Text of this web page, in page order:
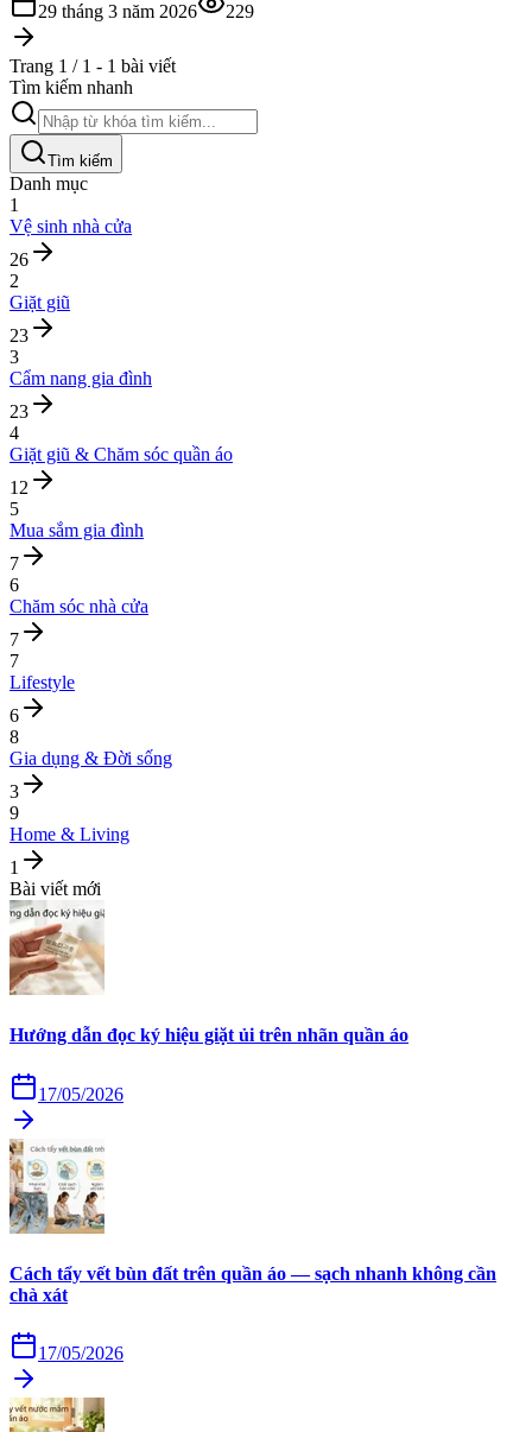
29 tháng 3 năm 2026 229
Trang 1 / 1 - 1 bài viết
Tìm kiếm nhanh
Tìm kiếm
Danh mục
1
Vệ sinh nhà cửa
26
2
Giặt giũ
23
3
Cẩm nang gia đình
23
4
Giặt giũ & Chăm sóc quần áo
12
5
Mua sắm gia đình
7
6
Chăm sóc nhà cửa
7
7
Lifestyle
6
8
Gia dụng & Đời sống
3
9
Home & Living
1
Bài viết mới
Hướng dẫn đọc ký hiệu giặt ủi trên nhãn quần áo
17/05/2026
Cách tẩy vết bùn đất trên quần áo — sạch nhanh không cần
chà xát
17/05/2026